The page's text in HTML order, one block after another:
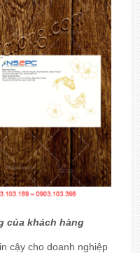
của khách hàng
cậy cho doanh nghiệp